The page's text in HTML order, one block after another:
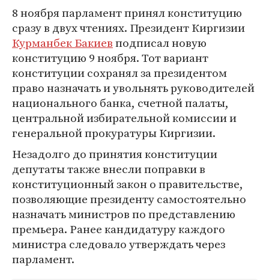
8 ноября парламент принял конституцию
сразу в двух чтениях. Президент Киргизии
Курманбек Бакиевподписал новую
конституцию 9 ноября. Тот вариант
конституции сохранял за президентом
право назначать и увольнять руководителей
национального банка, счетной палаты,
центральной избирательной комиссии и
генеральной прокуратуры Киргизии.
Незадолго до принятия конституции
депутаты также внесли поправки в
конституционный закон о правительстве,
позволяющие президенту самостоятельно
назначать министров по представлению
премьера. Ранее кандидатуру каждого
министра следовало утверждать через
парламент.